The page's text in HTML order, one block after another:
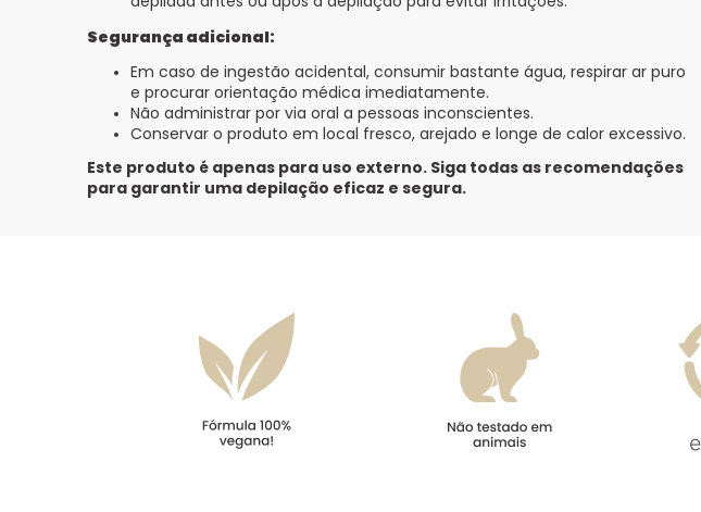
Segurança adicional:
Em caso de ingestão acidental, consumir bastante água, respirar ar puro
e procurar orientação médica imediatamente.
Não administrar por via oral a pessoas inconscientes.
Conservar o produto em local fresco, arejado e longe de calor excessivo.
Este produto é apenas para uso externo. Siga todas as recomendações
para garantir uma depilação eficaz e segura.